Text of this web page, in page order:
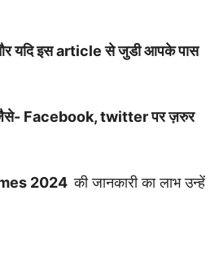
यदि इस article से जुडी आपके पास
जैसे- Facebook, twitter पर ज़रुर
2024की जानकारी का लाभ उन्हें